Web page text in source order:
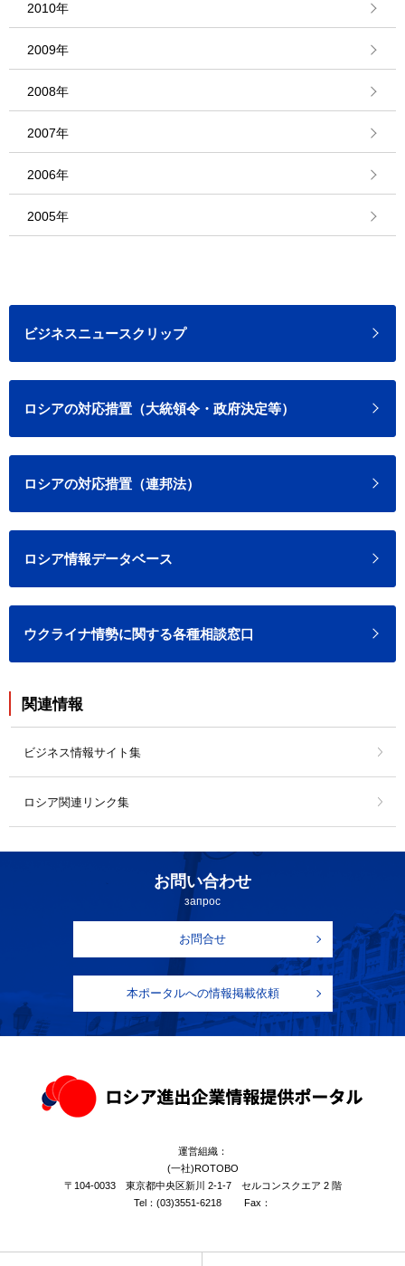
2010年
2009年
2008年
2007年
2006年
2005年
ビジネスニュースクリップ
ロシアの対応措置（大統領令・政府決定等）
ロシアの対応措置（連邦法）
ロシア情報データベース
ウクライナ情勢に関する各種相談窓口
関連情報
ビジネス情報サイト集
ロシア関連リンク集
お問い合わせ
запрос
お問合せ
本ポータルへの情報掲載依頼
運営組織：
(一社)ROTOBO
〒104-0033 東京都中央区新川 2-1-7 セルコンスクエア 2 階
Tel： (03)3551-6218 Fax：